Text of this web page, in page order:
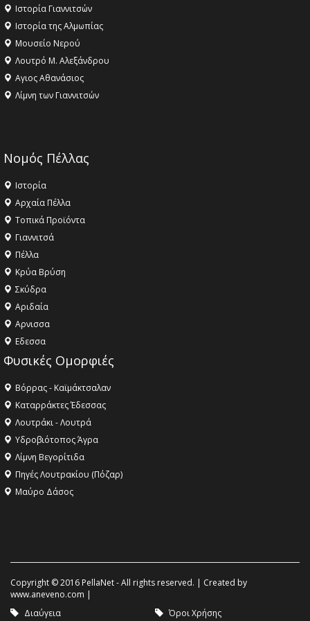
Ιστορία Γιαννιτσών
Ιστορία της Αλμωπίας
Μουσείο Νερού
Λουτρό Μ. Αλεξάνδρου
Αγιος Αθανάσιος
Λίμνη των Γιαννιτσών
Νομός Πέλλας
Ιστορία
Αρχαία Πέλλα
Τοπικά Προϊόντα
Γιαννιτσά
Πέλλα
Κρύα Βρύση
Σκύδρα
Αριδαία
Aρνισσα
Eδεσσα
Φυσικές Ομορφιές
Βόρρας - Καϊμάκτσαλαν
Καταρράκτες Έδεσσας
Λουτράκι - Λουτρά
Υδροβιότοπος Άγρα
Λίμνη Βεγορίτιδα
Πηγές Λουτρακίου (Πόζαρ)
Μαύρο Δάσος
Copyright © 2016 PellaNet - All rights reserved. | Created by
www.aneveno.com |
Διαύγεια
Όροι Χρήσης